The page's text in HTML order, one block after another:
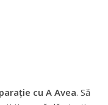
cu A Avea. Să